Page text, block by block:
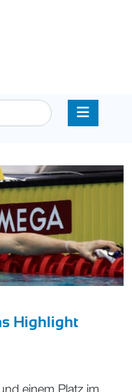
Highlight
einem Platz im